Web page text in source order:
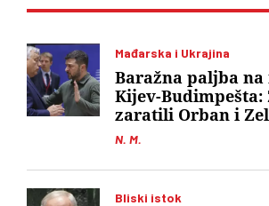
Mađarska i Ukrajina
N. M.
Baražna paljba
Kijev-Budimpešta:
zaratili Orban i
Bliski istok